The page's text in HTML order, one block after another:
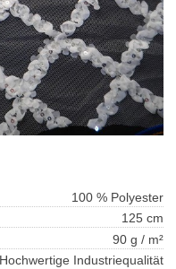
100 % Polyester
125 cm
90 g / m²
Hochwertige Industriequalität